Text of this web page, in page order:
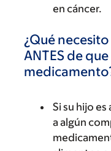
en cáncer.
¿Qué
ANTES de
Si su hijo
a algún